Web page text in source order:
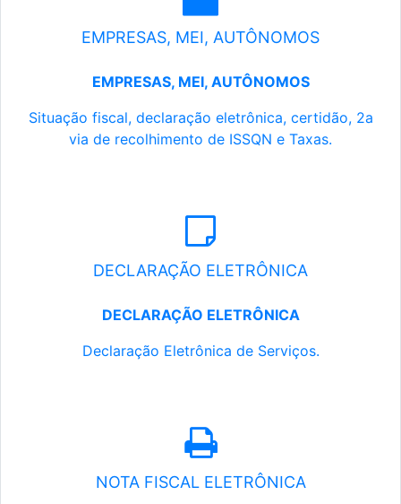
EMPRESAS, MEI, AUTÔNOMOS
EMPRESAS, MEI, AUTÔNOMOS
Situação fiscal, declaração eletrônica, certidão, 2a
via de recolhimento de ISSQN e Taxas.
DECLARAÇÃO ELETRÔNICA
DECLARAÇÃO ELETRÔNICA
Declaração Eletrônica de Serviços.
NOTA FISCAL ELETRÔNICA